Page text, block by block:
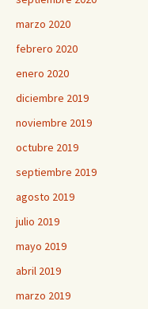
marzo 2020
febrero 2020
enero 2020
diciembre 2019
noviembre 2019
octubre 2019
septiembre 2019
agosto 2019
julio 2019
mayo 2019
abril 2019
marzo 2019